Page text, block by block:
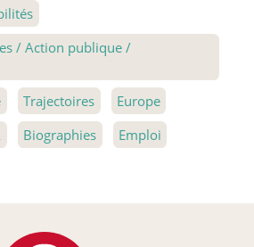
/ Action publique /
Trajectoires
Europe
Biographies
Emploi